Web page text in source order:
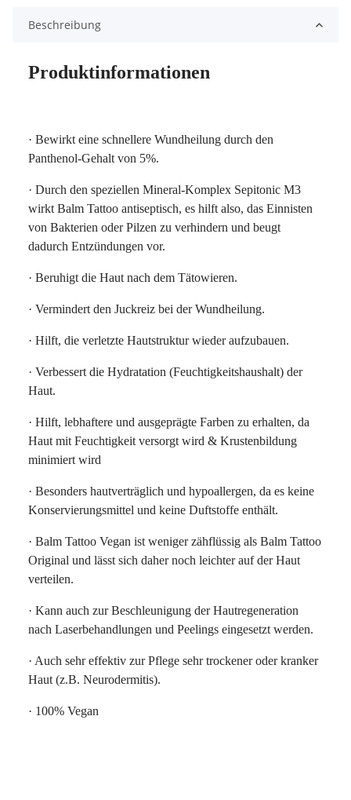
Beschreibung
Produktinformationen
· Bewirkt eine schnellere Wundheilung durch den
Panthenol-Gehalt von 5%.
· Durch den speziellen Mineral-Komplex Sepitonic M3
wirkt Balm Tattoo antiseptisch, es hilft also, das Einnisten
von Bakterien oder Pilzen zu verhindern und beugt
dadurch Entzündungen vor.
· Beruhigt die Haut nach dem Tätowieren.
· Vermindert den Juckreiz bei der Wundheilung.
· Hilft, die verletzte Hautstruktur wieder aufzubauen.
· Verbessert die Hydratation (Feuchtigkeitshaushalt) der
Haut.
· Hilft, lebhaftere und ausgeprägte Farben zu erhalten, da
Haut mit Feuchtigkeit versorgt wird & Krustenbildung
minimiert wird
· Besonders hautverträglich und hypoallergen, da es keine
Konservierungsmittel und keine Duftstoffe enthält.
· Balm Tattoo Vegan ist weniger zähflüssig als Balm Tattoo
Original und lässt sich daher noch leichter auf der Haut
verteilen.
· Kann auch zur Beschleunigung der Hautregeneration
nach Laserbehandlungen und Peelings eingesetzt werden.
· Auch sehr effektiv zur Pflege sehr trockener oder kranker
Haut (z.B. Neurodermitis).
· 100% Vegan